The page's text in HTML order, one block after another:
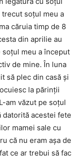
soţul meu a
căruia timp de 8
din aprilie au
meu a început
de mine. În luna
să plec din casă şi
la părinţii
am văzut pe soţul
datorită acestei fete
mamei sale cu
că nu eram aşa de
ce ar trebui să fac